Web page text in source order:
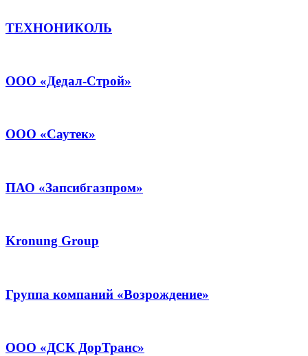
ТЕХНОНИКОЛЬ
ООО «Дедал-Строй»
ООО «Саутек»
ПАО «Запсибгазпром»
Kronung Group
Группа компаний «Возрождение»
ООО «ДСК ДорТранс»